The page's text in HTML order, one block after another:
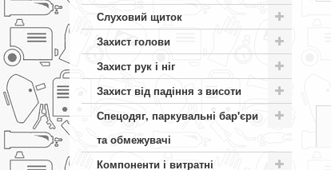
Слуховий щиток
Захист голови
Захист рук і ніг
Захист від падіння з висоти
Спецодяг, паркувальні бар'єри
та обмежувачі
Компоненти і витратні